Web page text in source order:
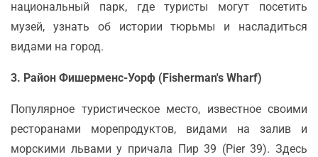
национальный парк, где туристы могут посетить
музей, узнать об истории тюрьмы и насладиться
видами на город.
3. Район Фишерменс-Уорф (Fisherman's Wharf)
Популярное туристическое место, известное своими
ресторанами морепродуктов, видами на залив и
морскими львами у причала Пир 39 (Pier 39). Здесь